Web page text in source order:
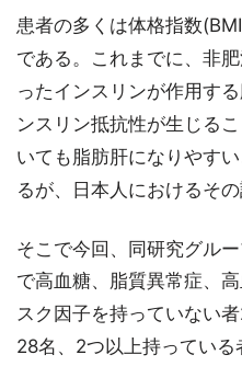
患者の多くは体格指数
である。これまでに、非
ったインスリンが作用す
ンスリン抵抗性が生じる
いても脂肪肝になりやす
るが、日本人におけるその
そこで今回、同研究グル
で高血糖、脂質異常症、
スク因子を持っていない
28名、2つ以上持ってい